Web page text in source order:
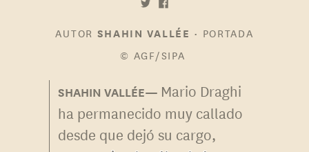
AUTOR SHAHIN VALLÉE • PORTADA
© AGF/SIPA
Mario Draghi
ha permanecido muy callado
desde que dejó su cargo,